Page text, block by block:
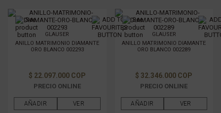
GLAUSER
ANILLO MATRIMONIO DIAMANTE
ORO BLANCO 002293
$ 22.097.000 COP
PRECIO ONLINE
AÑADIR VER
GLAUSER
ANILLO MATRIMONIO DIAMANTE
ORO BLANCO 002289
$ 32.346.000 COP
PRECIO ONLINE
AÑADIR VER